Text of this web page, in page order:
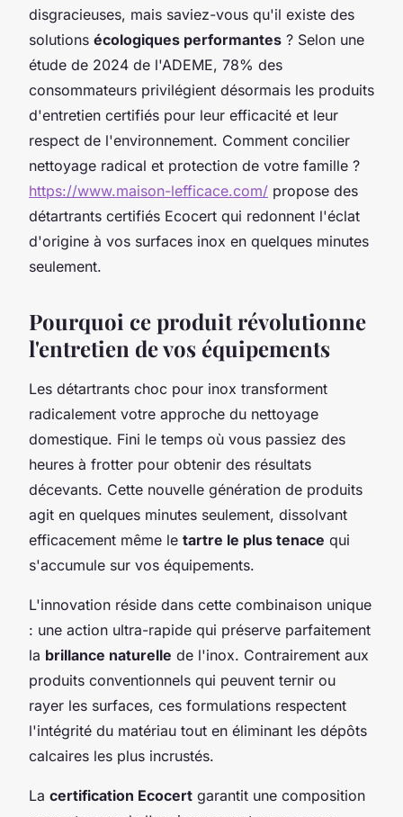
disgracieuses, mais saviez-vous qu'il existe des
solutions écologiques performantes ? Selon une
étude de 2024 de l'ADEME, 78% des
consommateurs privilégient désormais les produits
d'entretien certifiés pour leur efficacité et leur
respect de l'environnement. Comment concilier
nettoyage radical et protection de votre famille ?
https://www.maison-lefficace.com/ propose des
détartrants certifiés Ecocert qui redonnent l'éclat
d'origine à vos surfaces inox en quelques minutes
seulement.
Pourquoi ce produit révolutionne
l'entretien de vos équipements
Les détartrants choc pour inox transforment
radicalement votre approche du nettoyage
domestique. Fini le temps où vous passiez des
heures à frotter pour obtenir des résultats
décevants. Cette nouvelle génération de produits
agit en quelques minutes seulement, dissolvant
efficacement même le tartre le plus tenace qui
s'accumule sur vos équipements.
L'innovation réside dans cette combinaison unique
: une action ultra-rapide qui préserve parfaitement
la brillance naturelle de l'inox. Contrairement aux
produits conventionnels qui peuvent ternir ou
rayer les surfaces, ces formulations respectent
l'intégrité du matériau tout en éliminant les dépôts
calcaires les plus incrustés.
La certification Ecocert garantit une composition